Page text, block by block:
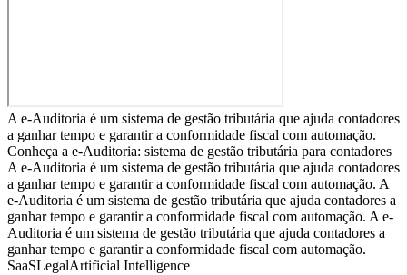
A e-Auditoria é um sistema de gestão tributária que ajuda contadores
a ganhar tempo e garantir a conformidade fiscal com automação.
Conheça a e-Auditoria: sistema de gestão tributária para contadores
A e-Auditoria é um sistema de gestão tributária que ajuda contadores
a ganhar tempo e garantir a conformidade fiscal com automação. A
e-Auditoria é um sistema de gestão tributária que ajuda contadores a
ganhar tempo e garantir a conformidade fiscal com automação. A e-
Auditoria é um sistema de gestão tributária que ajuda contadores a
ganhar tempo e garantir a conformidade fiscal com automação.
SaaSLegalArtificial Intelligence